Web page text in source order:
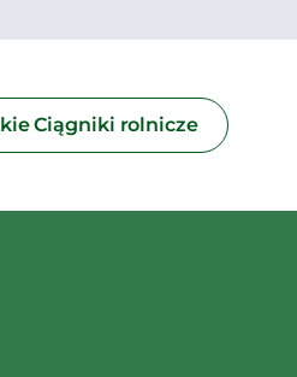
Ciągniki rolnicze